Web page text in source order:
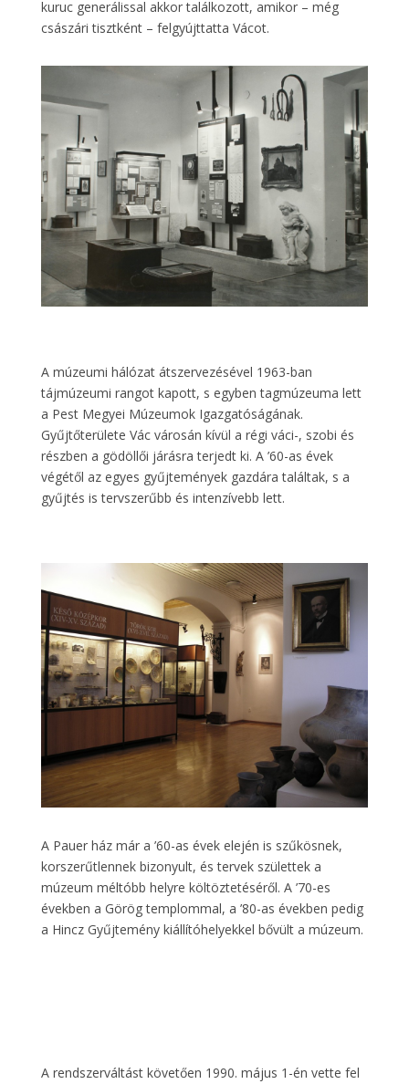
kuruc generálissal akkor találkozott, amikor – még
császári tisztként – felgyújttatta Vácot.
A múzeumi hálózat átszervezésével 1963-ban
tájmúzeumi rangot kapott, s egyben tagmúzeuma lett
a Pest Megyei Múzeumok Igazgatóságának.
Gyűjtőterülete Vác városán kívül a régi váci-, szobi és
részben a gödöllői járásra terjedt ki. A ’60-as évek
végétől az egyes gyűjtemények gazdára találtak, s a
gyűjtés is tervszerűbb és intenzívebb lett.
A Pauer ház már a ’60-as évek elején is szűkösnek,
korszerűtlennek bizonyult, és tervek születtek a
múzeum méltóbb helyre költöztetéséről. A ’70-es
években a Görög templommal, a ’80-as években pedig
a Hincz Gyűjtemény kiállítóhelyekkel bővült a múzeum.
A rendszerváltást követően 1990. május 1-én vette fel